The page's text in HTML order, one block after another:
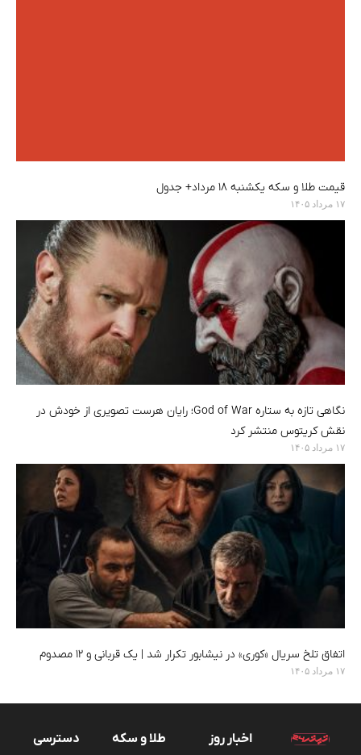
قیمت طلا و سکه یکشنبه ۱۸ مرداد+ جدول
۱۷ مرداد ۱۴۰۵
نگاهی تازه به ستاره God of War؛ رایان هرست تصویری از خودش در
نقش کریتوس منتشر کرد
۱۷ مرداد ۱۴۰۵
اتفاق تلخ سریال «کوری» در نیشابور تکرار شد | یک قربانی و ۱۲ مصدوم
۱۷ مرداد ۱۴۰۵
اخبار روز طلا و سکه
دسترسی